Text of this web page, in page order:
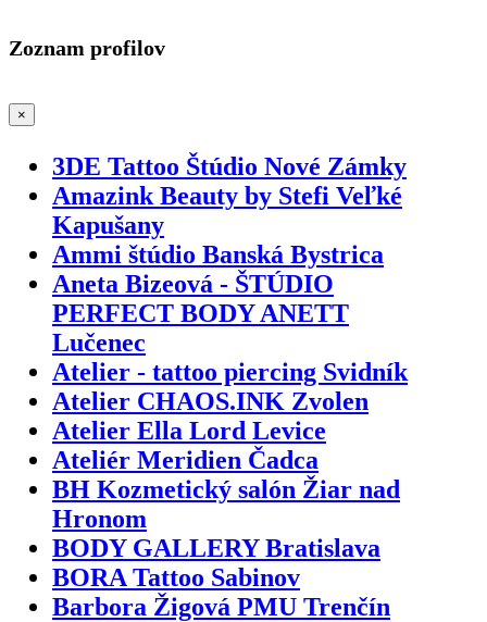
Zoznam profilov
×
3DE Tattoo Štúdio Nové Zámky
Amazink Beauty by Stefi Veľké
Kapušany
Ammi štúdio Banská Bystrica
Aneta Bizeová - ŠTÚDIO
PERFECT BODY ANETT
Lučenec
Atelier - tattoo piercing Svidník
Atelier CHAOS.INK Zvolen
Atelier Ella Lord Levice
Ateliér Meridien Čadca
BH Kozmetický salón Žiar nad
Hronom
BODY GALLERY Bratislava
BORA Tattoo Sabinov
Barbora Žigová PMU Trenčín